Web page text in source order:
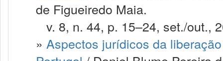
de Figueiredo Maia.
v. 8, n. 44, p. 15–24, set./out.,
» Aspectos jurídicos da